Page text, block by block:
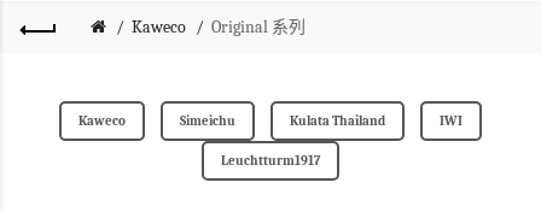
Kaweco Original 系列
Kaweco Simeichu Kulata Thailand IWI
Leuchtturm1917